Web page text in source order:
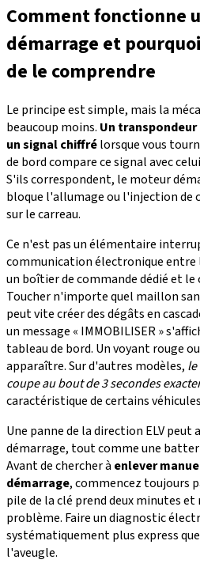
Comment fonctionne
démarrage et
de le comprendre
Le principe est simple, mais la
beaucoup moins. Un
un signal chiffrélorsque vous
de bord compare ce signal avec
S'ils correspondent, le moteur
bloque l'allumage ou l'injection de
sur le carreau.
Ce n'est pas un élémentaire
communication électronique entre
un boîtier de commande dédié et
Toucher n'importe quel maillon
peut vite créer des dégâts en
un message « IMMOBILISER »
tableau de bord. Un voyant rouge
apparaître. Sur d'autres modèles,
coupe au bout de 3 secondes
caractéristique de certains
Une panne de la direction ELV peut
démarrage, tout comme une
Avant de chercher à enlever
démarrage, commencez toujours
pile de la clé prend deux minutes
problème. Faire un diagnostic
systématiquement plus express
l'aveugle.